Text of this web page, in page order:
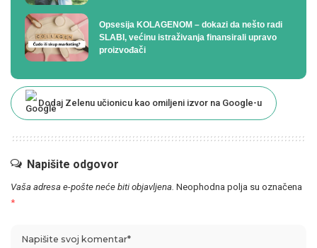
Opsesija KOLAGENOM – dokazi da nešto radi
SLABI, većinu istraživanja finansirali upravo
proizvođači
Dodaj Zelenu učionicu kao omiljeni izvor na Google-u
Napišite odgovor
Vaša adresa e-pošte neće biti objavljena. Neophodna polja su označena
*